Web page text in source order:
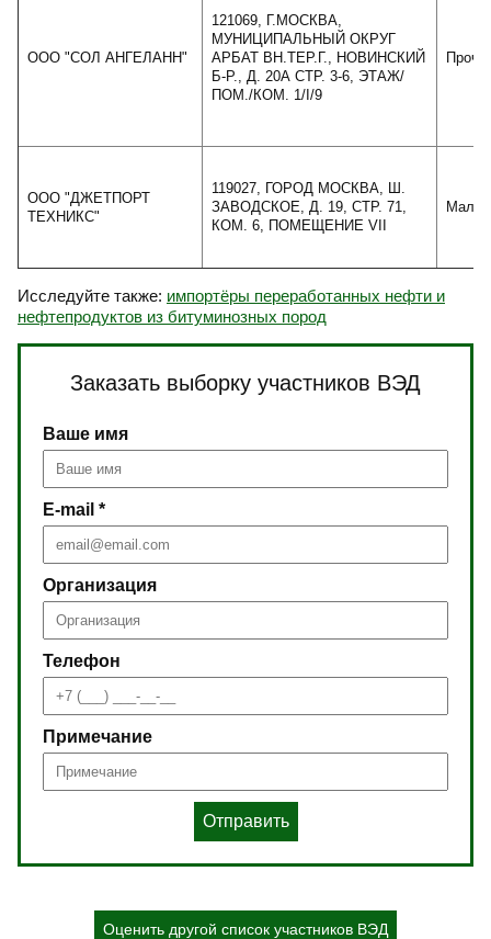
ООО "СОЛ АНГЕЛАНН"
121069, Г.МОСКВА,
МУНИЦИПАЛЬНЫЙ ОКРУГ
АРБАТ ВН.ТЕР.Г., НОВИНСКИЙ
Б-Р., Д. 20А СТР. 3-6, ЭТАЖ/
ПОМ./КОМ. 1/I/9
ООО "ДЖЕТПОРТ
ТЕХНИКС"
119027, ГОРОД МОСКВА, Ш.
ЗАВОДСКОЕ, Д. 19, СТР. 71,
КОМ. 6, ПОМЕЩЕНИЕ VII
Малое
Исследуйте также: импортёры переработанных нефти и
нефтепродуктов из битуминозных пород
Заказать выборку участников ВЭД
Ваше имя
E-mail *
Организация
Телефон
Примечание
Отправить
Оценить другой список участников ВЭД